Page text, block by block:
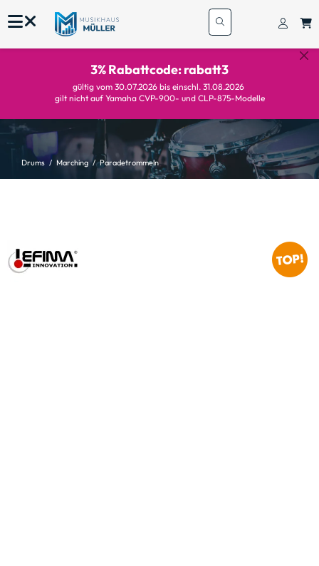
3% Rabattcode: rabatt3
gültig vom 30.07.2026 bis einschl. 31.08.2026
gilt nicht auf Yamaha CVP-900- und CLP-875-Modelle
Drums Marching Paradetrommeln